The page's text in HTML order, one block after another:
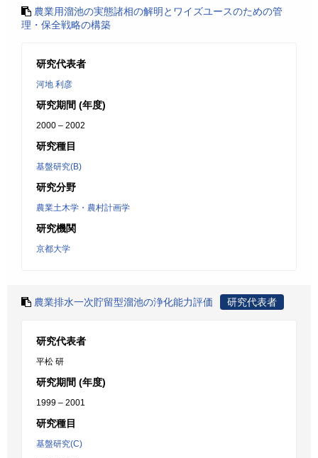
農業用溜池の実態諸相の解明とワイズユースのための管
理・保全戦略の構築
研究代表者
河地 利彦
研究期間 (年度)
2000 – 2002
研究種目
基盤研究(B)
研究分野
農業土木学・農村計画学
研究機関
京都大学
農業排水一次貯留型溜池の浄化能力評価 研究代表者
研究代表者
平松 研
研究期間 (年度)
1999 – 2001
研究種目
基盤研究(C)